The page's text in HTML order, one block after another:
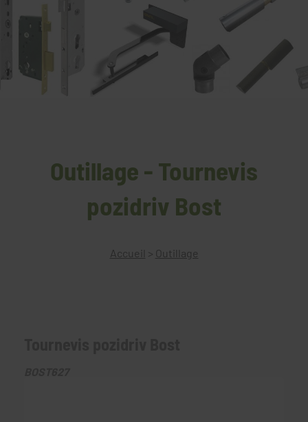
Outillage - Tournevis
pozidriv Bost
Accueil > Outillage